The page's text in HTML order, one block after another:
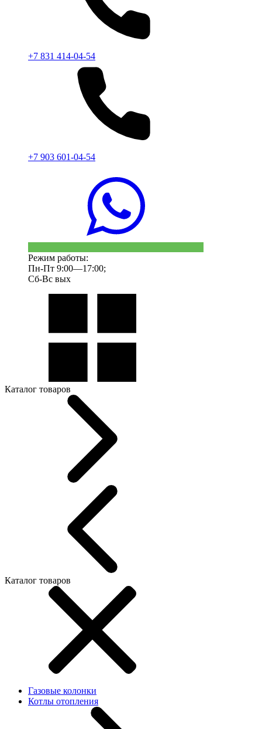
+7 831 414-04-54
+7 903 601-04-54
Режим работы:
Пн-Пт 9:00—17:00;
Сб-Вс вых
Каталог товаров
Каталог товаров
Газовые колонки
Котлы отопления